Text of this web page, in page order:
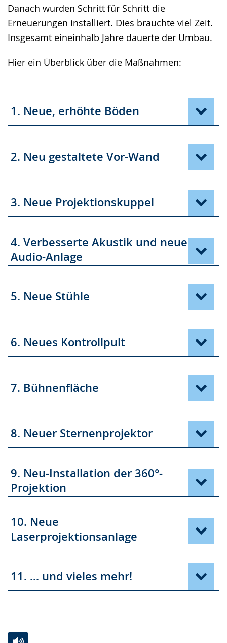
Danach wurden Schritt für Schritt die
Erneuerungen installiert. Dies brauchte viel Zeit.
Insgesamt eineinhalb Jahre dauerte der Umbau.
Hier ein Überblick über die Maßnahmen:
1. Neue, erhöhte Böden
2. Neu gestaltete Vor-Wand
3. Neue Projektionskuppel
4. Verbesserte Akustik und neue
Audio-Anlage
5. Neue Stühle
6. Neues Kontrollpult
7. Bühnenfläche
8. Neuer Sternenprojektor
9. Neu-Installation der 360°-
Projektion
10. Neue
Laserprojektionsanlage
11. ... und vieles mehr!